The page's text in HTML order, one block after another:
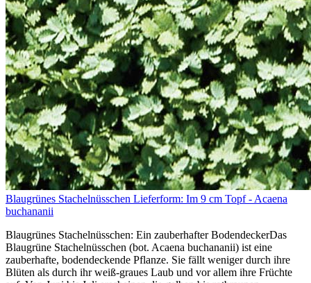
Blaugrünes Stachelnüsschen Lieferform: Im 9 cm Topf - Acaena
buchananii
Blaugrünes Stachelnüsschen: Ein zauberhafter BodendeckerDas
Blaugrüne Stachelnüsschen (bot. Acaena buchananii) ist eine
zauberhafte, bodendeckende Pflanze. Sie fällt weniger durch ihre
Blüten als durch ihr weiß-graues Laub und vor allem ihre Früchte